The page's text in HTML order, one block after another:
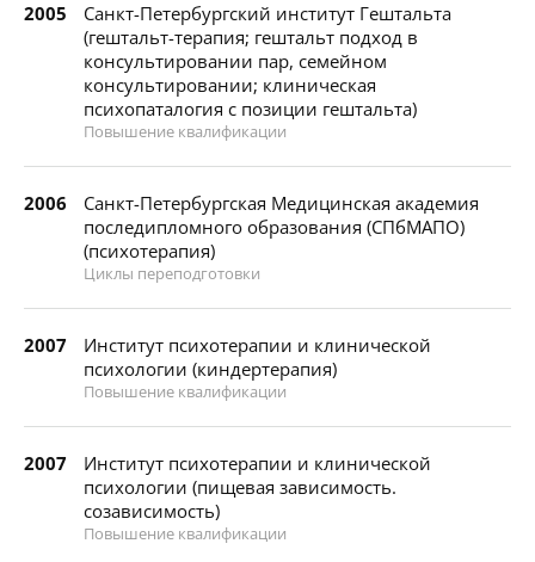
2005
Санкт-Петербургский институт Гештальта
(гештальт-терапия; гештальт подход в
консультировании пар, семейном
консультировании; клиническая
психопаталогия с позиции гештальта)
Повышение квалификации
2006
Санкт-Петербургская Медицинская академия
последипломного образования (СПбМАПО)
(психотерапия)
Циклы переподготовки
2007
Институт психотерапии и клинической
психологии (киндертерапия)
Повышение квалификации
2007
Институт психотерапии и клинической
психологии (пищевая зависимость.
созависимость)
Повышение квалификации